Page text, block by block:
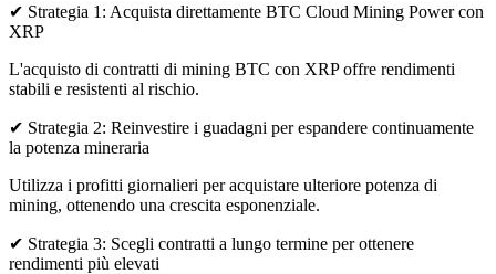
✔ Strategia 1: Acquista direttamente BTC Cloud Mining Power con
XRP
L'acquisto di contratti di mining BTC con XRP offre rendimenti
stabili e resistenti al rischio.
✔ Strategia 2: Reinvestire i guadagni per espandere continuamente
la potenza mineraria
Utilizza i profitti giornalieri per acquistare ulteriore potenza di
mining, ottenendo una crescita esponenziale.
✔ Strategia 3: Scegli contratti a lungo termine per ottenere
rendimenti più elevati